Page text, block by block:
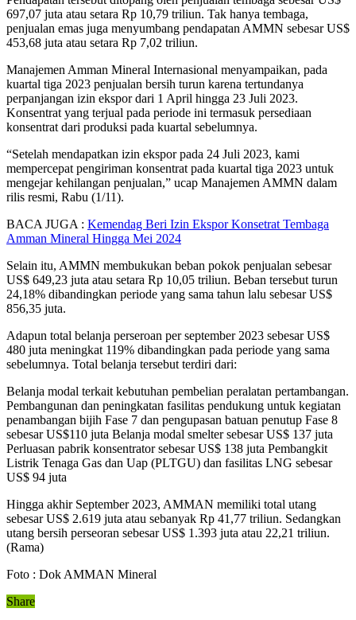
697,07 juta atau setara Rp 10,79 triliun. Tak hanya tembaga,
penjualan emas juga menyumbang pendapatan AMMN sebesar US$
453,68 juta atau setara Rp 7,02 triliun.
Manajemen Amman Mineral Internasional menyampaikan, pada
kuartal tiga 2023 penjualan bersih turun karena tertundanya
perpanjangan izin ekspor dari 1 April hingga 23 Juli 2023.
Konsentrat yang terjual pada periode ini termasuk persediaan
konsentrat dari produksi pada kuartal sebelumnya.
“Setelah mendapatkan izin ekspor pada 24 Juli 2023, kami
mempercepat pengiriman konsentrat pada kuartal tiga 2023 untuk
mengejar kehilangan penjualan,” ucap Manajemen AMMN dalam
rilis resmi, Rabu (1/11).
BACA JUGA : Kemendag Beri Izin Ekspor Konsetrat Tembaga
Amman Mineral Hingga Mei 2024
Selain itu, AMMN membukukan beban pokok penjualan sebesar
US$ 649,23 juta atau setara Rp 10,05 triliun. Beban tersebut turun
24,18% dibandingkan periode yang sama tahun lalu sebesar US$
856,35 juta.
Adapun total belanja perseroan per september 2023 sebesar US$
480 juta meningkat 119% dibandingkan pada periode yang sama
sebelumnya. Total belanja tersebut terdiri dari:
Belanja modal terkait kebutuhan pembelian peralatan pertambangan.
Pembangunan dan peningkatan fasilitas pendukung untuk kegiatan
penambangan bijih Fase 7 dan pengupasan batuan penutup Fase 8
sebesar US$110 juta Belanja modal smelter sebesar US$ 137 juta
Perluasan pabrik konsentrator sebesar US$ 138 juta Pembangkit
Listrik Tenaga Gas dan Uap (PLTGU) dan fasilitas LNG sebesar
US$ 94 juta
Hingga akhir September 2023, AMMAN memiliki total utang
sebesar US$ 2.619 juta atau sebanyak Rp 41,77 triliun. Sedangkan
utang bersih perseoran sebesar US$ 1.393 juta atau 22,21 triliun.
(Rama)
Foto : Dok AMMAN Mineral
Share